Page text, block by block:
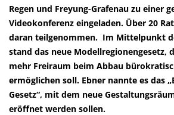
Regen und Freyung-Grafenau zu einer
Videokonferenz eingeladen. Über 20
daran teilgenommen. Im Mittelpunkt
stand das neue Modellregionengesetz,
mehr Freiraum beim Abbau
ermöglichen soll. Ebner nannte es das
Gesetz“, mit dem neue
eröffnet werden sollen.